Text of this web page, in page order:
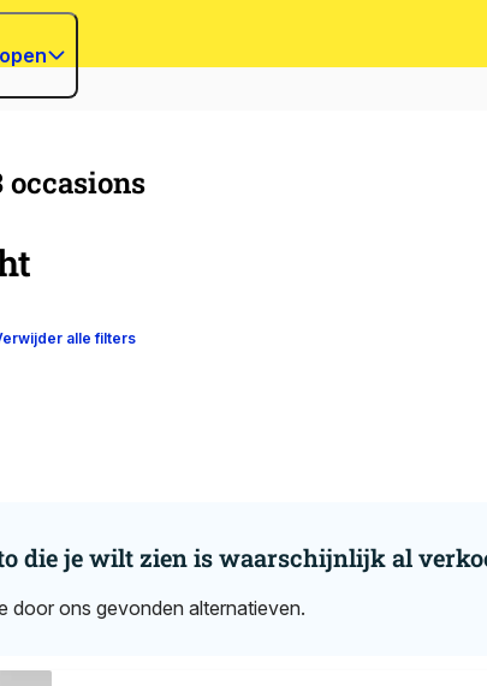
alle filters
die je wilt zien is waarschijnlijk al
door ons gevonden alternatieven.